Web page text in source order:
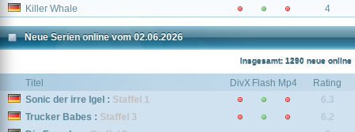
Killer Whale
4
Neue Serien online vom 02.06.2026
Insgesamt: 1290 neue online
Titel DivX Flash Mp4
Rating
Sonic der irre Igel : Staffel 1
6.3
Trucker Babes : Staffel 3
6.2